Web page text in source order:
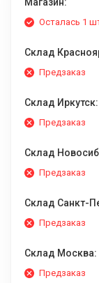
Осталась 1
Склад
Предзаказ
Склад Иркутск:
Предзаказ
Склад
Предзаказ
Склад Санкт-
Предзаказ
Склад Москва:
Предзаказ